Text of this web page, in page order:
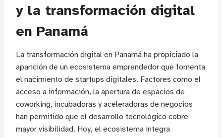
y la transformación digital
en Panamá
La transformación digital en Panamá ha propiciado la
aparición de un ecosistema emprendedor que fomenta
el nacimiento de startups digitales. Factores como el
acceso a información, la apertura de espacios de
coworking, incubadoras y aceleradoras de negocios
han permitido que el desarrollo tecnológico cobre
mayor visibilidad. Hoy, el ecosistema integra